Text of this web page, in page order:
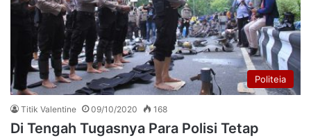
Politeia
Titik Valentine 09/10/2020 168
Di Tengah Tugasnya Para Polisi Tetap